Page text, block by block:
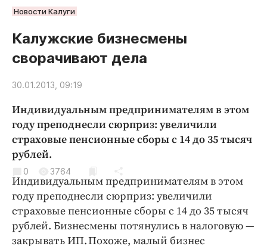
РУБРИКИ
Новости компаний
Статьи
Народные новости
Благоустройство
Криминал
Культура
Недвижимость и ЖКХ
Образование
Общество
Погода
Новости Калуги
Калужские бизнесмены
сворачивают дела
30.01.2013, 09:19
Индивидуальным предпринимателям в этом
году преподнесли сюрприз: увеличили
страховые пенсионные сборы с 14 до 35 тысяч
рублей.
0 3764
Индивидуальным предпринимателям в этом
году преподнесли сюрприз: увеличили
страховые пенсионные сборы с 14 до 35 тысяч
рублей. Бизнесмены потянулись в налоговую —
закрывать ИП. Похоже, малый бизнес